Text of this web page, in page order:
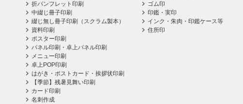
折パンフレット印刷
中綴じ冊子印刷
綴じ無し冊子印刷（スクラム製本）
資料印刷
ポスター印刷
パネル印刷・卓上パネル印刷
メニュー印刷
卓上POP印刷
はがき・ポストカード・挨拶状印刷
【季節】残暑見舞い印刷
カード印刷
名刺作成
ゴム印
印鑑・実印
インク・朱肉・印鑑ケース等
住所印